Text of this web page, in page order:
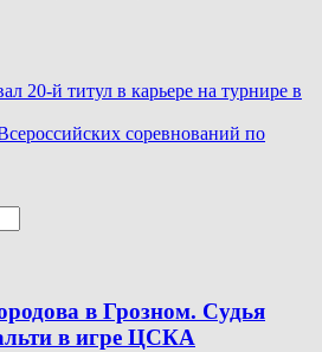
20-й титул в карьере на турнире в
соревнований по
в Грозном. Судья
в игре ЦСКА